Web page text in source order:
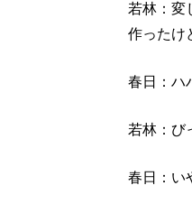
若林：変
作ったけ
春日：ハ
若林：び
春日：い